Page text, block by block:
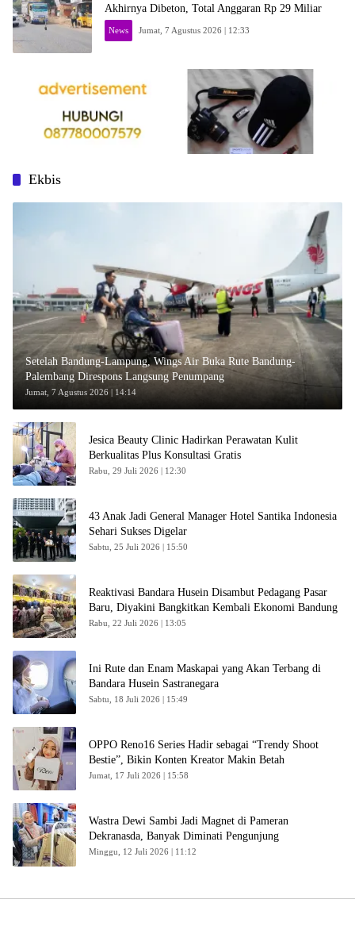
Akhirnya Dibeton, Total Anggaran Rp 29 Miliar
News Jumat, 7 Agustus 2026 | 12:33
Ekbis
Setelah Bandung-Lampung, Wings Air Buka Rute Bandung-
Palembang Direspons Langsung Penumpang
Jumat, 7 Agustus 2026 | 14:14
Jesica Beauty Clinic Hadirkan Perawatan Kulit
Berkualitas Plus Konsultasi Gratis
Rabu, 29 Juli 2026 | 12:30
43 Anak Jadi General Manager Hotel Santika Indonesia
Sehari Sukses Digelar
Sabtu, 25 Juli 2026 | 15:50
Reaktivasi Bandara Husein Disambut Pedagang Pasar
Baru, Diyakini Bangkitkan Kembali Ekonomi Bandung
Rabu, 22 Juli 2026 | 13:05
Ini Rute dan Enam Maskapai yang Akan Terbang di
Bandara Husein Sastranegara
Sabtu, 18 Juli 2026 | 15:49
OPPO Reno16 Series Hadir sebagai “Trendy Shoot
Bestie”, Bikin Konten Kreator Makin Betah
Jumat, 17 Juli 2026 | 15:58
Wastra Dewi Sambi Jadi Magnet di Pameran
Dekranasda, Banyak Diminati Pengunjung
Minggu, 12 Juli 2026 | 11:12